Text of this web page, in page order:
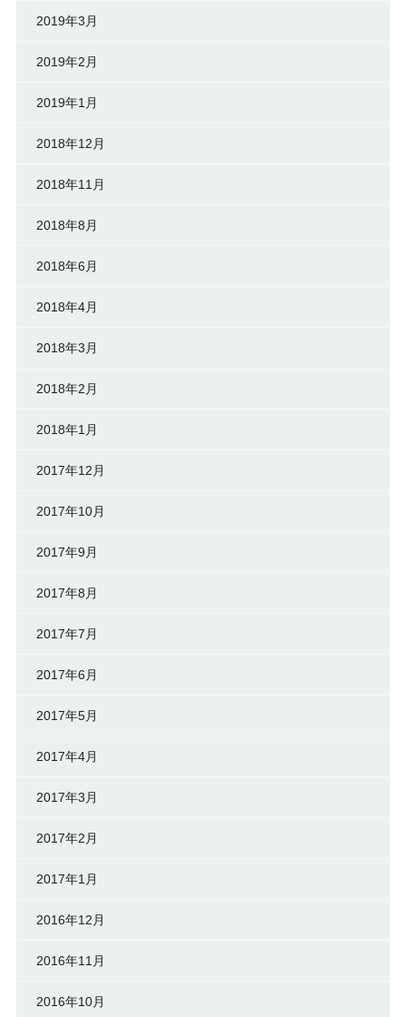
2019年3月
2019年2月
2019年1月
2018年12月
2018年11月
2018年8月
2018年6月
2018年4月
2018年3月
2018年2月
2018年1月
2017年12月
2017年10月
2017年9月
2017年8月
2017年7月
2017年6月
2017年5月
2017年4月
2017年3月
2017年2月
2017年1月
2016年12月
2016年11月
2016年10月